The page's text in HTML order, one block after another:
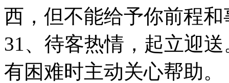
西，但不能给予你前程
31、待客热情，起立迎
有困难时主动关心帮助。